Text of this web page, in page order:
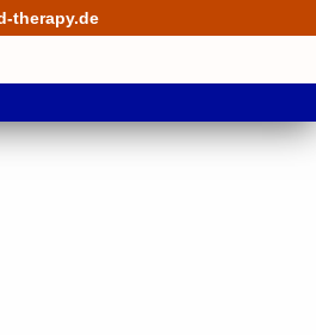
therapy.de